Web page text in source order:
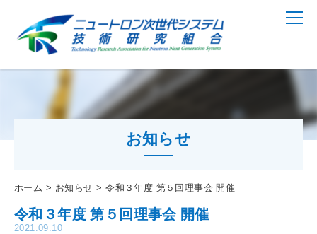
お知らせ
ホーム お知らせ 令和３年度 第５回理事会 開催
令和３年度 第５回理事会 開催
2021.09.10